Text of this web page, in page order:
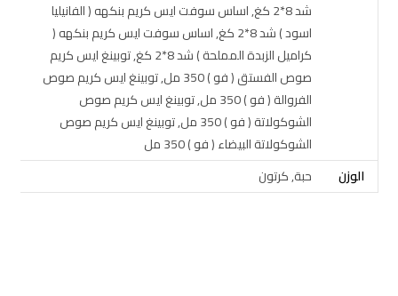
شد 8*2 كغ, اساس سوفت ايس كريم بنكهه ( الفانيليا
اسود ) شد 8*2 كغ, اساس سوفت ايس كريم بنكهه (
كراميل الزبدة المملحة ) شد 8*2 كغ, توبينغ ايس كريم
صوص الفستق ( فو ) 350 مل, توبينغ ايس كريم صوص
الفروالة ( فو ) 350 مل, توبينغ ايس كريم صوص
الشوكولاتة ( فو ) 350 مل, توبينغ ايس كريم صوص
الشوكولاتة البيضاء ( فو ) 350 مل
الوزن
حبة, كرتون